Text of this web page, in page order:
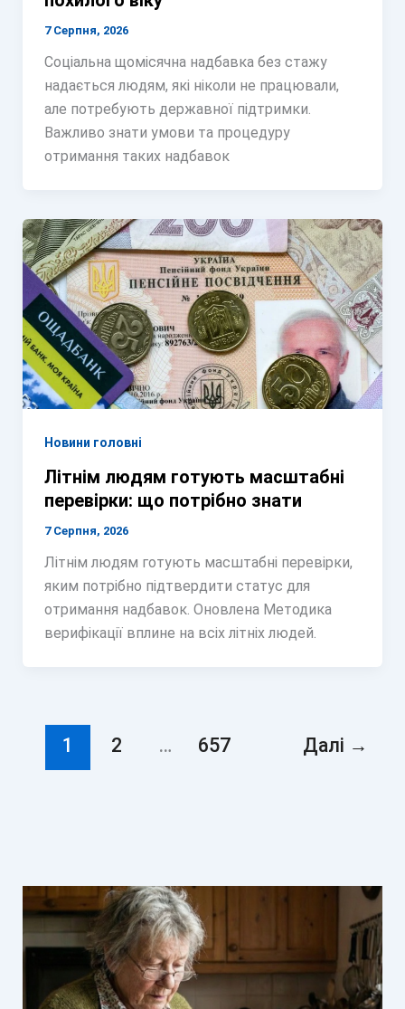
7 Серпня, 2026
Соціальна щомісячна надбавка без стажу
надається людям, які ніколи не працювали,
але потребують державної підтримки.
Важливо знати умови та процедуру
отримання таких надбавок
Новини головні
Літнім людям готують масштабні
перевірки: що потрібно знати
7 Серпня, 2026
Літнім людям готують масштабні перевірки,
яким потрібно підтвердити статус для
отримання надбавок. Оновлена Методика
верифікації вплине на всіх літніх людей.
1 2 … 657 Далі →